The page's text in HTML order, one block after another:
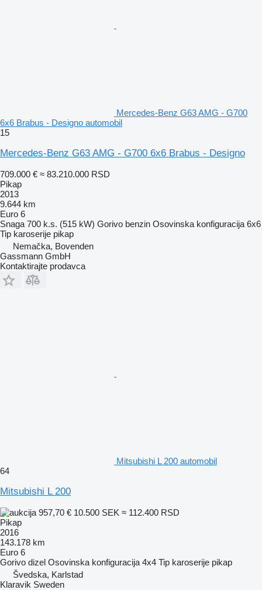
Mercedes-Benz G63 AMG - G700
6x6 Brabus - Designo automobil
15
Mercedes-Benz G63 AMG - G700 6x6 Brabus - Designo
709.000 € ≈ 83.210.000 RSD
Pikap
2013
9.644 km
Euro 6
Snaga 700 k.s. (515 kW) Gorivo benzin Osovinska konfiguracija 6x6
Tip karoserije pikap
Nemačka, Bovenden
Gassmann GmbH
Kontaktirajte prodavca
Mitsubishi L 200 automobil
64
Mitsubishi L 200
957,70 € 10.500 SEK ≈ 112.400 RSD
Pikap
2016
143.178 km
Euro 6
Gorivo dizel Osovinska konfiguracija 4x4 Tip karoserije pikap
Švedska, Karlstad
Klaravik Sweden